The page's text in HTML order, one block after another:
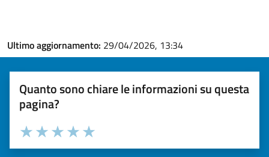
Ultimo aggiornamento: 29/04/2026, 13:34
Quanto sono chiare le informazioni su questa
pagina?
Valuta la chiarezza delle informazioni (da 1 a 5 stelle)
Seleziona il numero di stelle per valutare la chiarezza delle
Valuta 5 stelle su 5
Valuta 4 stelle su 5
Valuta 3 stelle su 5
Valuta 2 stelle su 5
Valuta 1 stelle su 5